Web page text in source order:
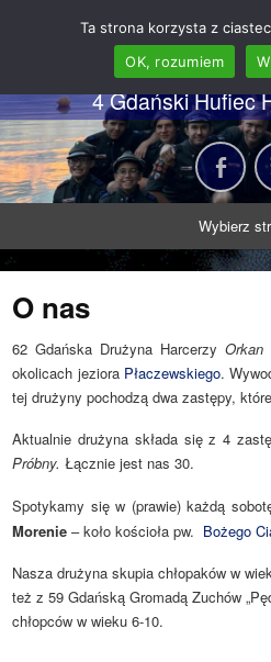
62 GDH
Stanisława
4 Gdański Hufiec
Wybierz
O nas
62 Gdańska Drużyna HarcerzyOrkan
okolicach jeziora Płaczewskiego.
tej drużyny pochodzą dwa zastępy,
Aktualnie drużyna składa się z 4
Próbny. Łącznie jest nas 30.
Spotykamy się w (prawie) każdą
Morenie – koło kościoła pw. Bożego
Nasza drużyna skupia chłopaków w
też z 59 Gdańską Gromadą Zuchów
chłopców w wieku 6-10.
Ta strona korzysta z
OK, rozumiem